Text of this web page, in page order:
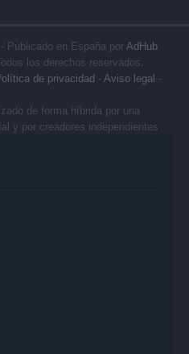
Publicado en España por AdHub
los derechos reservados.
de privacidad - Aviso legal -
de forma híbrida por una
y por creadores independientes